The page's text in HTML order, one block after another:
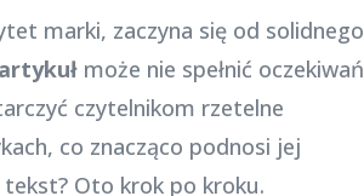
marki, zaczyna się od solidnego
artykułmoże nie spełnić oczekiwań
czytelnikom rzetelne
co znacząco podnosi jej
Oto krok po kroku.